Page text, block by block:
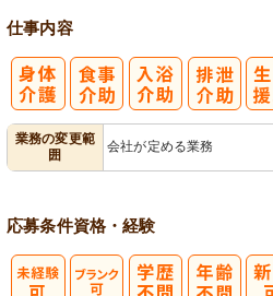
仕事内容
業務の変更範
囲
会社が定める業務
応募条件資格・経験